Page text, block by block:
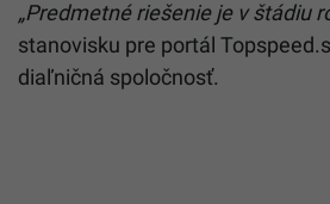
vodičov na zvýšenú opatrnosť.